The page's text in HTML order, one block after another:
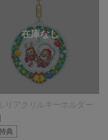
りアクリルキーホルダー
典